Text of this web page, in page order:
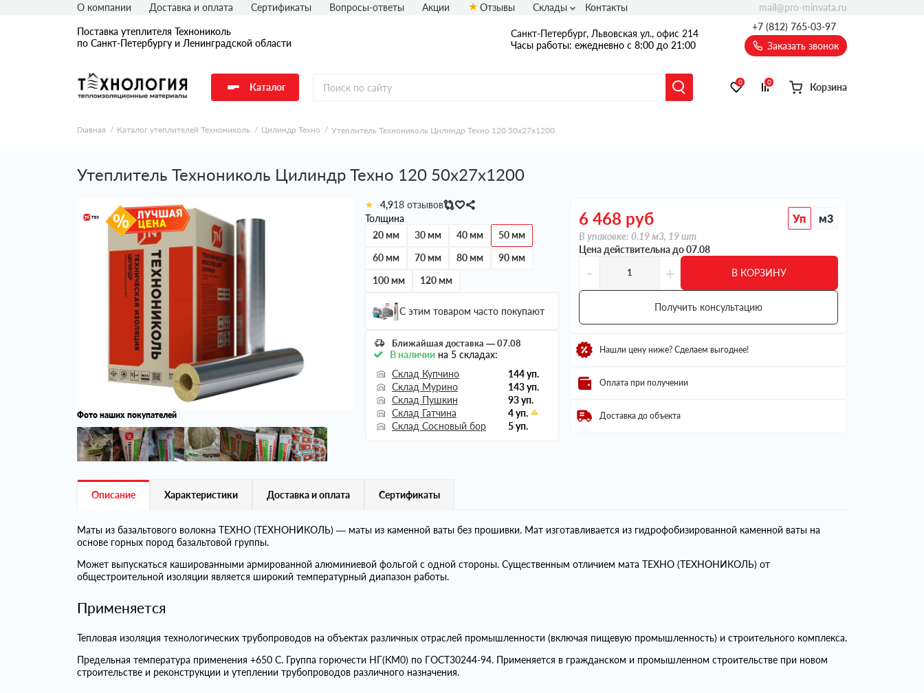
Поставка утеплителя Технониколь
по Санкт-Петербургу и Ленинградской области
Санкт-Петербург, Львовская ул., офис 214
Часы работы: ежедневно с 8:00 до 21:00
+7 (812) 765-03-97
Заказать звонок
Каталог 0 0 Корзина
О компании Доставка и оплата Сертификаты Вопросы-ответы Акции Отзывы Склады Контакты mail@pro-minvata.ru
Главная Каталог утеплителей Технониколь Цилиндр Техно Утеплитель Технониколь Цилиндр Техно 120 50х27х1200
Утеплитель Технониколь Цилиндр Техно 120 50х27х1200
Фото наших покупателей
4,9
18 отзывов
Толщина
20 мм
30 мм 40 мм
50 мм
60 мм
70 мм 80 мм
90 мм
100 мм
120 мм
С этим товаром часто покупают
Ближайшая доставка — 07.08
В наличиина 5 складах:
Склад Купчино
144 уп.
Склад Мурино
143 уп.
Склад Пушкин
93 уп.
Склад Гатчина
4 уп.
Склад Сосновый бор
5 уп.
6 468 руб Уп м3
В упаковке: 0.19 м3, 19 шт
Цена действительна до 07.08
- + В КОРЗИНУ
Получить консультацию
Нашли цену ниже? Сделаем выгоднее!
Оплата при получении
Доставка до объекта
Описание Характеристики Доставка и оплата Сертификаты
Маты из базальтового волокна ТЕХНО (ТЕХНОНИКОЛЬ) — маты из каменной ваты без прошивки. Мат изготавливается из гидрофобизированной каменной ваты на
основе горных пород базальтовой группы.
Может выпускаться кашированными армированной алюминиевой фольгой с одной стороны. Существенным отличием мата ТЕХНО (ТЕХНОНИКОЛЬ) от
общестроительной изоляции является широкий температурный диапазон работы.
Применяется
Тепловая изоляция технологических трубопроводов на объектах различных отраслей промышленности (включая пищевую промышленность) и строительного комплекса.
Предельная температура применения +650 С. Группа горючести НГ(КМ0) по ГОСТ30244-94. Применяется в гражданском и промышленном строительстве при новом
строительстве и реконструкции и утеплении трубопроводов различного назначения.